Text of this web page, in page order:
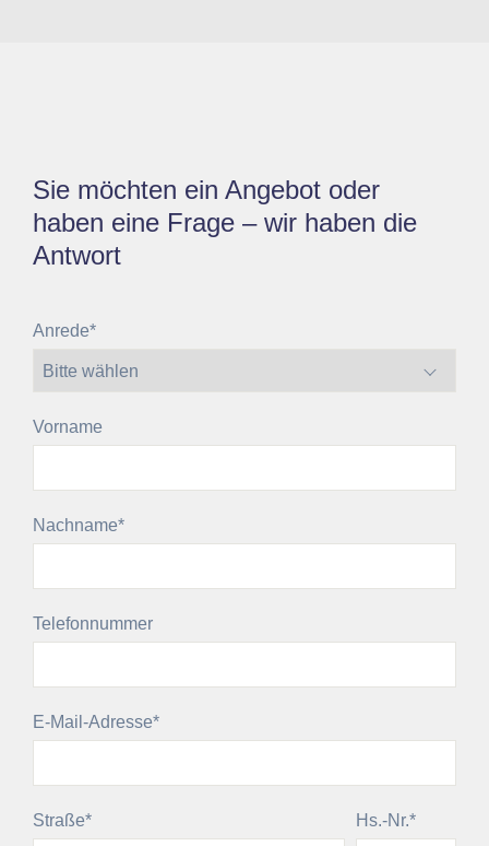
Sie möchten ein Angebot oder
haben eine Frage – wir haben die
Antwort
Pflichtfeld
Anrede*
Vorname
Pflichtfeld
Nachname*
Telefonnummer
Pflichtfeld
E-Mail-Adresse*
Pflichtfeld
Straße* Pflichtfeld
Hs.-Nr.*